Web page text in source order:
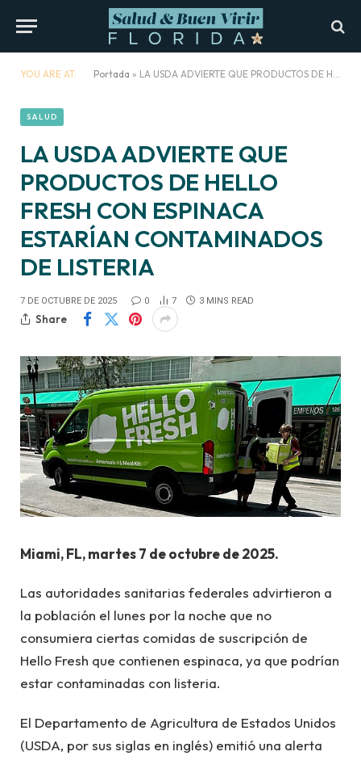
YOU ARE AT: Portada » LA USDA ADVIERTE QUE PRODUCTOS DE HELLO FRESH CON ESPINACA ESTARÍAN CONTAMINADOS DE LISTERIA
SALUD
LA USDA ADVIERTE QUE
PRODUCTOS DE HELLO
FRESH CON ESPINACA
ESTARÍAN CONTAMINADOS
DE LISTERIA
7 DE OCTUBRE DE 2025 0 7 3 MINS READ
Share
Miami, FL, martes 7 de octubre de 2025.
Las autoridades sanitarias federales advirtieron a
la población el lunes por la noche que no
consumiera ciertas comidas de suscripción de
Hello Fresh que contienen espinaca, ya que podrían
estar contaminadas con listeria.
El Departamento de Agricultura de Estados Unidos
(USDA, por sus siglas en inglés) emitió una alerta